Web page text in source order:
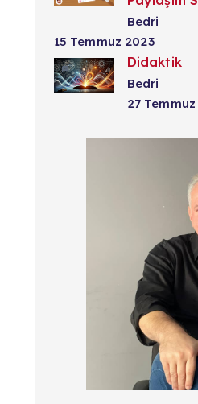
Bedri
15 Temmuz 2023
Didaktik
Bedri
27